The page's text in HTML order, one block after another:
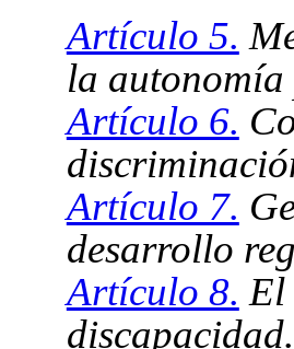
Artículo 5.
la autonomía
Artículo 6.
Artículo 7.
desarrollo
Artículo 8. El
discapacidad.